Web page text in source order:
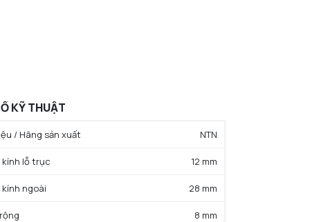
KỸ THUẬT
/ Hãng sản xuất NTN
lỗ trục 12 mm
kính ngoài 28 mm
8 mm